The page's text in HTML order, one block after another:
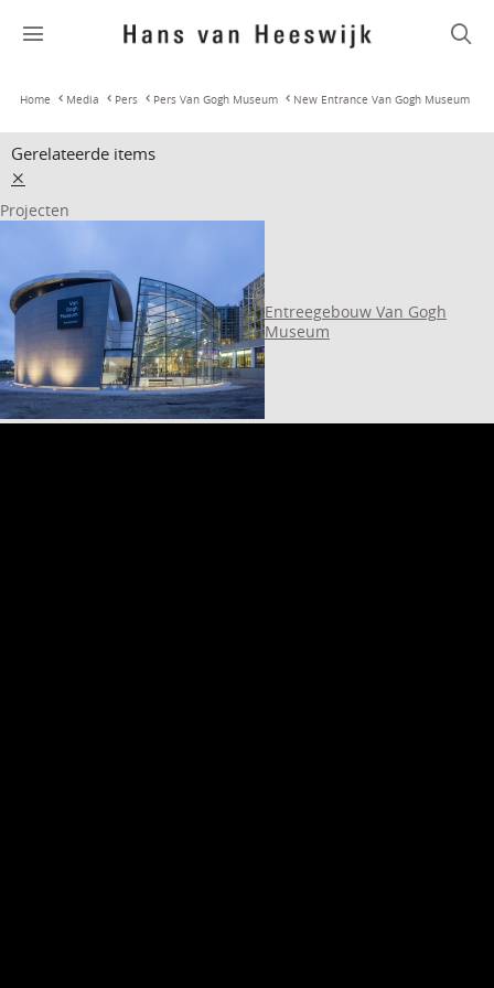
Home Media Pers Pers Van Gogh Museum New Entrance Van Gogh Museum
Gerelateerde items
Projecten
Entreegebouw Van Gogh
Museum